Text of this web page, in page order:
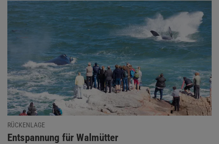
RÜCKENLAGE
:
Entspannung für Walmütter